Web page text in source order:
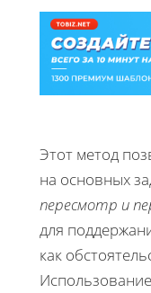
Этот метод
на основных
пересмотр и
для
как